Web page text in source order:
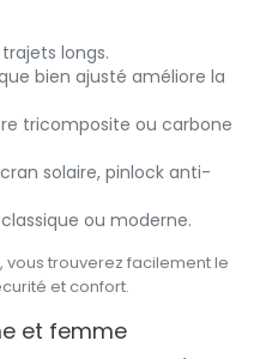
longs.
bien ajusté améliore la
tricomposite ou carbone
solaire, pinlock anti-
ou moderne.
trouverez facilement le
et confort.
et femme